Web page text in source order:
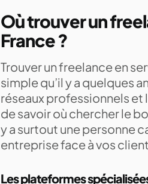
Où trouver un
France ?
Trouver un freelance en
simple qu’il y a quelques
réseaux professionnels
de savoir où chercher le
y a surtout une personne
entreprise face à vos
Les plateformes